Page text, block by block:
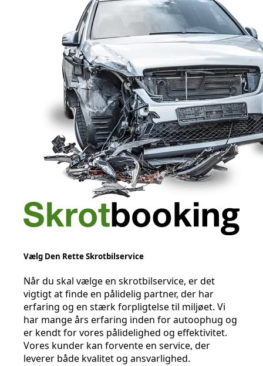
Vælg Den Rette Skrotbilservice
Når du skal vælge en skrotbilservice, er det
vigtigt at finde en pålidelig partner, der har
erfaring og en stærk forpligtelse til miljøet. Vi
har mange års erfaring inden for autoophug og
er kendt for vores pålidelighed og effektivitet.
Vores kunder kan forvente en service, der
leverer både kvalitet og ansvarlighed.